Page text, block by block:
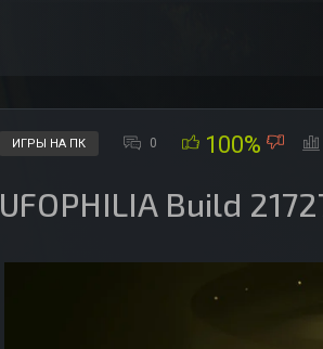
ИГРЫ НА ПК 0 100%
UFOPHILIA Build